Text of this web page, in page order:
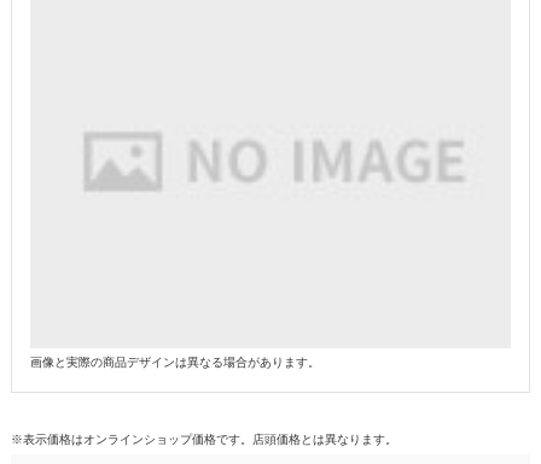
画像と実際の商品デザインは異なる場合があります。
※表示価格はオンラインショップ価格です。店頭価格とは異なります。